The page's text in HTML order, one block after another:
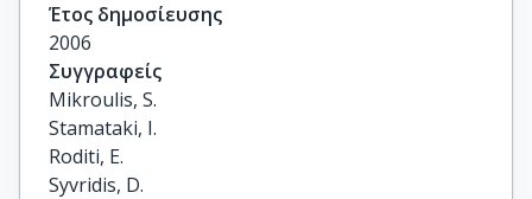
Έτος δημοσίευσης
2006
Συγγραφείς
Mikroulis, S.
Stamataki, I.
Roditi, E.
Syvridis, D.